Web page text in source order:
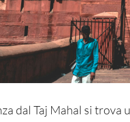
dal Taj Mahal si trova